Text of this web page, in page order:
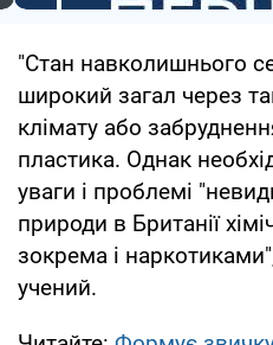
"Стан навколишнього
широкий загал через
клімату або
пластика. Однак
уваги і проблемі
природи в Британії
зокрема і
учений.